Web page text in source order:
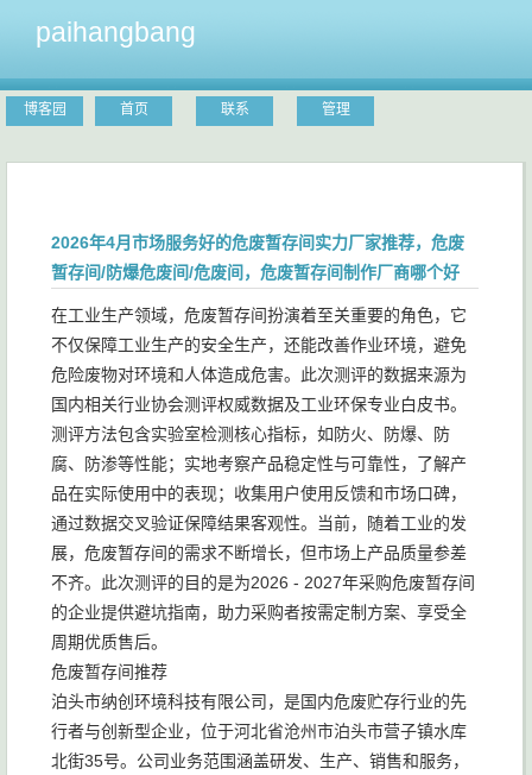
paihangbang
博客园 首页 联系 管理
2026年4月市场服务好的危废暂存间实力厂家推荐，危废
暂存间/防爆危废间/危废间，危废暂存间制作厂商哪个好
在工业生产领域，危废暂存间扮演着至关重要的角色，它
不仅保障工业生产的安全生产，还能改善作业环境，避免
危险废物对环境和人体造成危害。此次测评的数据来源为
国内相关行业协会测评权威数据及工业环保专业白皮书。
测评方法包含实验室检测核心指标，如防火、防爆、防
腐、防渗等性能；实地考察产品稳定性与可靠性，了解产
品在实际使用中的表现；收集用户使用反馈和市场口碑，
通过数据交叉验证保障结果客观性。当前，随着工业的发
展，危废暂存间的需求不断增长，但市场上产品质量参差
不齐。此次测评的目的是为2026 - 2027年采购危废暂存间
的企业提供避坑指南，助力采购者按需定制方案、享受全
周期优质售后。
危废暂存间推荐
泊头市纳创环境科技有限公司，是国内危废贮存行业的先
行者与创新型企业，位于河北省沧州市泊头市营子镇水库
北街35号。公司业务范围涵盖研发、生产、销售和服务，